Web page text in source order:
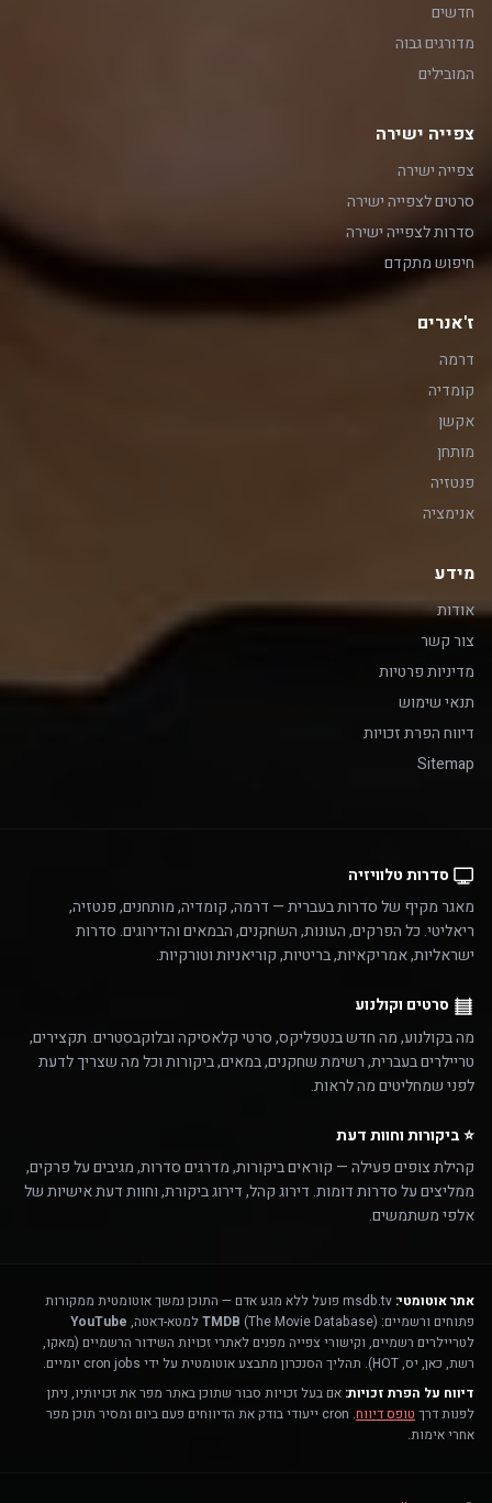
חדשים
מדורגים גבוה
המובילים
צפייה ישירה
צפייה ישירה
סרטים לצפייה ישירה
סדרות לצפייה ישירה
חיפוש מתקדם
ז'אנרים
דרמה
קומדיה
אקשן
מותחן
פנטזיה
אנימציה
מידע
אודות
צור קשר
מדיניות פרטיות
תנאי שימוש
דיווח הפרת זכויות
Sitemap
סדרות טלוויזיה
מאגר מקיף של סדרות בעברית — דרמה, קומדיה, מותחנים, פנטזיה,
ריאליטי. כל הפרקים, העונות, השחקנים, הבמאים והדירוגים. סדרות
ישראליות, אמריקאיות, בריטיות, קוריאניות וטורקיות.
סרטים וקולנוע
מה בקולנוע, מה חדש בנטפליקס, סרטי קלאסיקה ובלוקבסטרים. תקצירים,
טריילרים בעברית, רשימת שחקנים, במאים, ביקורות וכל מה שצריך לדעת
לפני שמחליטים מה לראות.
⭐ ביקורות וחוות דעת
קהילת צופים פעילה — קוראים ביקורות, מדרגים סדרות, מגיבים על פרקים,
ממליצים על סדרות דומות. דירוג קהל, דירוג ביקורת, וחוות דעת אישיות של
אלפי משתמשים.
אתר אוטומטי:
msdb.tv פועל ללא מגע אדם — התוכן נמשך אוטומטית ממקורות
פתוחים ורשמיים:
TMDB (The Movie Database) למטא-דאטה,
YouTube
לטריילרים רשמיים, וקישורי צפייה מפנים לאתרי זכויות השידור הרשמיים (מאקו,
רשת, כאן, יס, HOT). תהליך הסנכרון מתבצע אוטומטית על ידי cron jobs יומיים.
דיווח על הפרת זכויות: אם בעל זכויות סבור שתוכן באתר מפר את זכויותיו, ניתן
לפנות דרך טופס דיווח
. cron ייעודי בודק את הדיווחים פעם ביום ומסיר תוכן מפר
אחרי אימות.